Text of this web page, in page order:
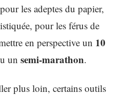
les adeptes du papier,
pour les férus de
en perspective un 10
un semi-marathon.
plus loin, certains outils